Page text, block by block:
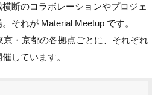
断のコラボレーションやプロジェ
それが Material Meetup です。
京・京都の各拠点ごとに、それぞれ
しています。